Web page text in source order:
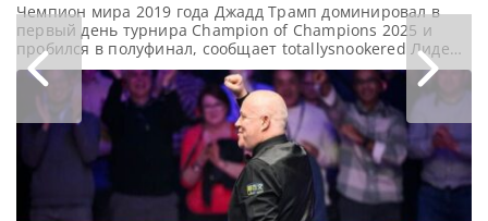
Чемпион мира 2019 года Джадд Трамп доминировал в
первый день турнира Champion of Champions 2025 и
пробился в полуфинал, сообщает totallysnookered Лидер
мирового рейтинга Джадд Трамп вышел в полуфинал
Champion of Champions 2025, одержав победу в своей
группе на Mattioli Arena в Лестере. Трамп – неизменный
участник престижного пригласительного турнира. Он
квалифицировался и принимал участие